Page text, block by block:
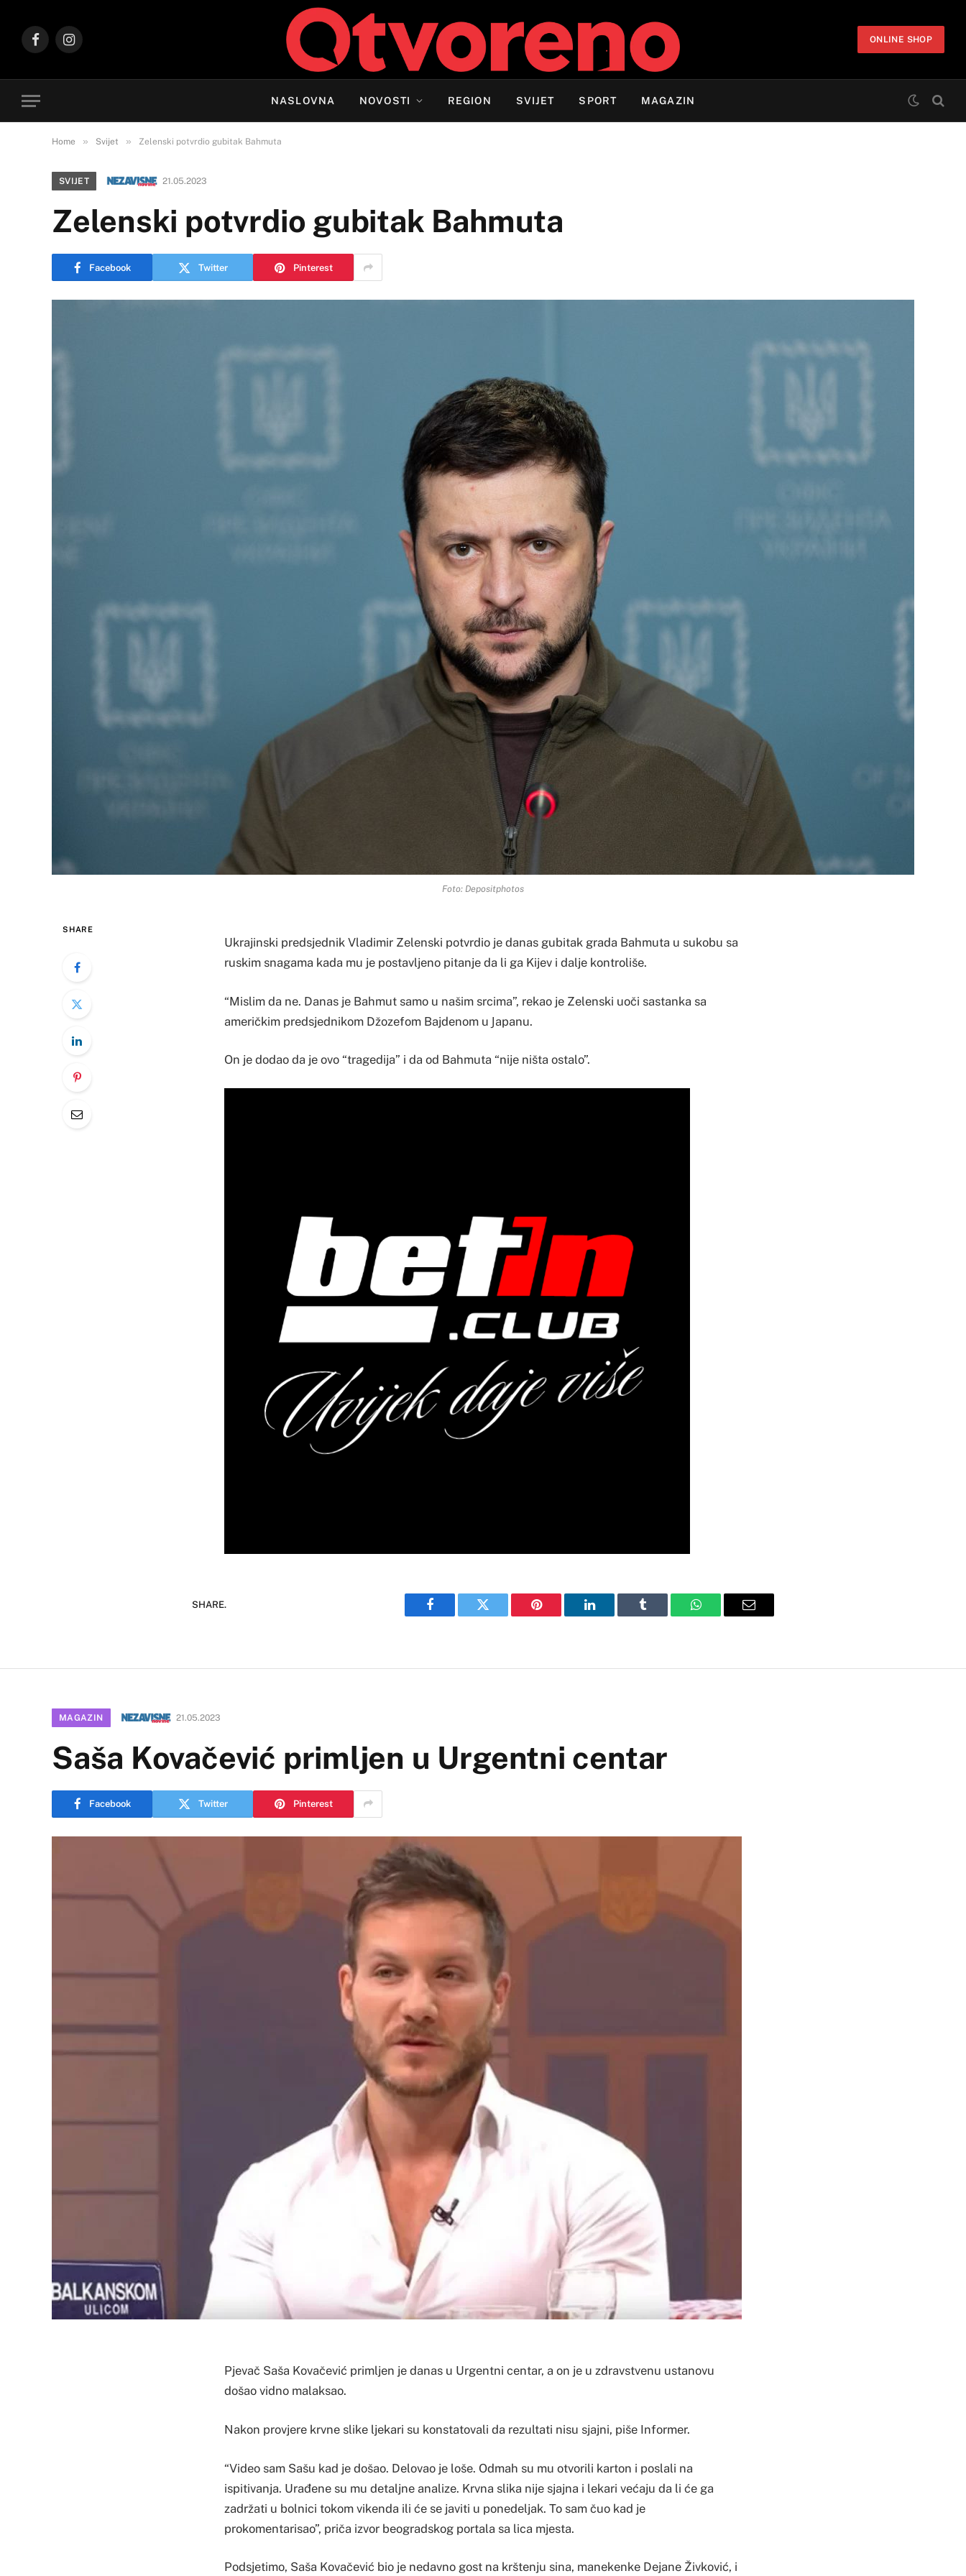
FacebookInstagram
ONLINE SHOP
NASLOVNA NOVOSTI REGION SVIJET SPORT MAGAZIN
Home » Svijet » Zelenski potvrdio gubitak Bahmuta
SVIJET 21.05.2023
Zelenski potvrdio gubitak Bahmuta
Facebook Twitter Pinterest
Foto: Depositphotos
SHARE
Ukrajinski predsjednik Vladimir Zelenski potvrdio je danas gubitak grada Bahmuta u sukobu sa
ruskim snagama kada mu je postavljeno pitanje da li ga Kijev i dalje kontroliše.
“Mislim da ne. Danas je Bahmut samo u našim srcima”, rekao je Zelenski uoči sastanka sa
američkim predsjednikom Džozefom Bajdenom u Јapanu.
On je dodao da je ovo “tragedija” i da od Bahmuta “nije ništa ostalo”.
SHARE.
Facebook Twitter Pinterest LinkedIn Tumblr WhatsAppEmail
MAGAZIN 21.05.2023
Saša Kovačević primljen u Urgentni centar
Facebook Twitter Pinterest
Pjevač Saša Kovačević primljen je danas u Urgentni centar, a on je u zdravstvenu ustanovu
došao vidno malaksao.
Nakon provjere krvne slike ljekari su konstatovali da rezultati nisu sjajni, piše Informer.
“Video sam Sašu kad je došao. Delovao je loše. Odmah su mu otvorili karton i poslali na
ispitivanja. Urađene su mu detaljne analize. Krvna slika nije sjajna i lekari većaju da li će ga
zadržati u bolnici tokom vikenda ili će se javiti u ponedeljak. To sam čuo kad je
prokomentarisao”, priča izvor beogradskog portala sa lica mjesta.
Podsjetimo, Saša Kovačević bio je nedavno gost na krštenju sina, manekenke Dejane Živković, i